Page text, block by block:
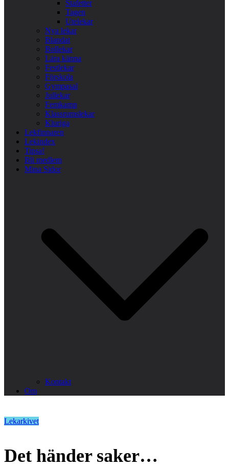
Stafetter
Tagen
Utelekar
Nya lekar
Blandat
Bollekar
Lära känna
Festlekar
Förskola
Gympasal
Jullekar
Femkamp
Klassrumslekar
Kluriga
Lekfinnaren
Lekindex
Tipsa!
Bli medlem
Mina Sidor
Kontakt
Om
Lekarkivet
Det händer saker…